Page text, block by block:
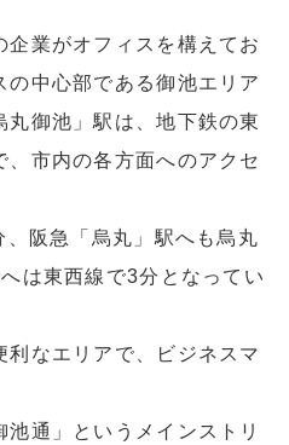
業がオフィスを構えてお
の中心部である御池エリア
御池」駅は、地下鉄の東
市内の各方面へのアクセ
阪急「烏丸」駅へも烏丸
は東西線で3分となってい
なエリアで、ビジネスマ
通」というメインストリ